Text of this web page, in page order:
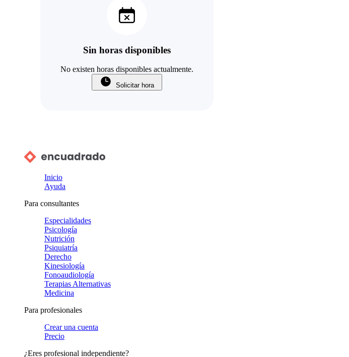
Sin horas disponibles
No existen horas disponibles actualmente.
Solicitar hora
Inicio
Ayuda
Para consultantes
Especialidades
Psicología
Nutrición
Psiquiatría
Derecho
Kinesiología
Fonoaudiología
Terapias Alternativas
Medicina
Para profesionales
Crear una cuenta
Precio
¿Eres profesional independiente?